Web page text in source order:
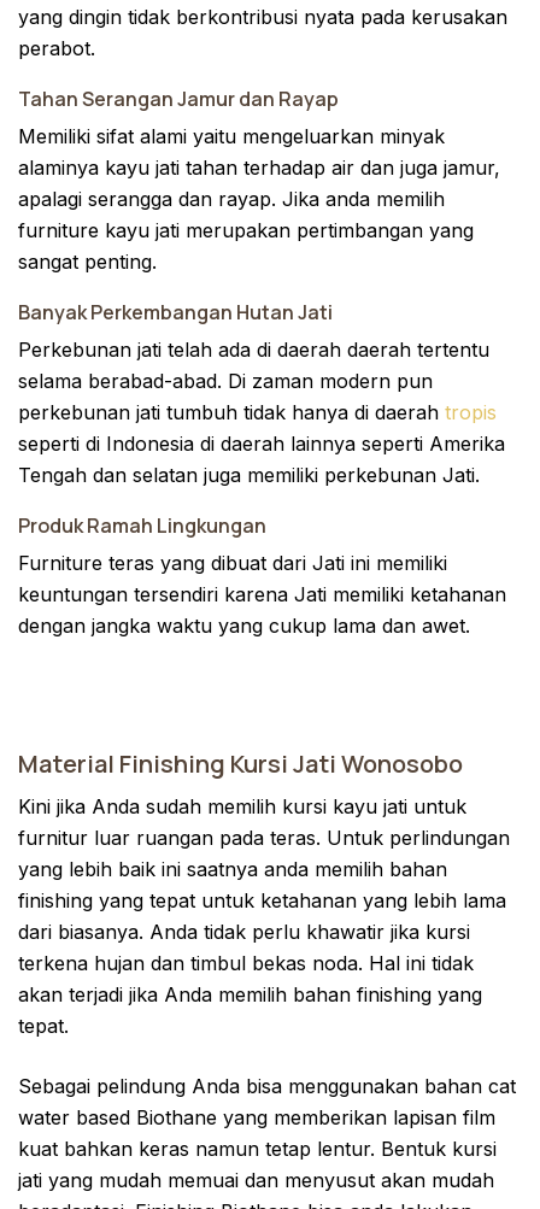
yang dingin tidak berkontribusi nyata pada kerusakan
perabot.
Tahan Serangan Jamur dan Rayap
Memiliki sifat alami yaitu mengeluarkan minyak
alaminya kayu jati tahan terhadap air dan juga jamur,
apalagi serangga dan rayap. Jika anda memilih
furniture kayu jati merupakan pertimbangan yang
sangat penting.
Banyak Perkembangan Hutan Jati
Perkebunan jati telah ada di daerah daerah tertentu
selama berabad-abad. Di zaman modern pun
perkebunan jati tumbuh tidak hanya di daerah tropis
seperti di Indonesia di daerah lainnya seperti Amerika
Tengah dan selatan juga memiliki perkebunan Jati.
Produk Ramah Lingkungan
Furniture teras yang dibuat dari Jati ini memiliki
keuntungan tersendiri karena Jati memiliki ketahanan
dengan jangka waktu yang cukup lama dan awet.
Material Finishing Kursi Jati Wonosobo
Kini jika Anda sudah memilih kursi kayu jati untuk
furnitur luar ruangan pada teras. Untuk perlindungan
yang lebih baik ini saatnya anda memilih bahan
finishing yang tepat untuk ketahanan yang lebih lama
dari biasanya. Anda tidak perlu khawatir jika kursi
terkena hujan dan timbul bekas noda. Hal ini tidak
akan terjadi jika Anda memilih bahan finishing yang
tepat.
Sebagai pelindung Anda bisa menggunakan bahan cat
water based Biothane yang memberikan lapisan film
kuat bahkan keras namun tetap lentur. Bentuk kursi
jati yang mudah memuai dan menyusut akan mudah